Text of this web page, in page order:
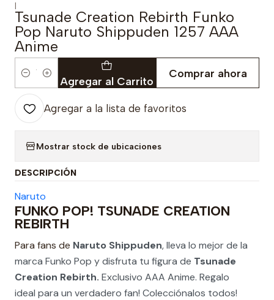
|
Tsunade Creation Rebirth Funko
Pop Naruto Shippuden 1257 AAA
Anime
Cantidad Agregar al Carrito
Comprar ahora
Agregar a la lista de favoritos
Mostrar stock de ubicaciones
DESCRIPCIÓN
Naruto
FUNKO POP! TSUNADE CREATION
REBIRTH
Para fans de Naruto Shippuden, lleva lo mejor de la
marca Funko Pop y disfruta tu figura de Tsunade
Creation Rebirth. Exclusivo AAA Anime. Regalo
ideal para un verdadero fan! Colecciónalos todos!